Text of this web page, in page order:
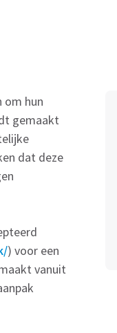
om hun
gemaakt
dat deze
) voor een
vanuit